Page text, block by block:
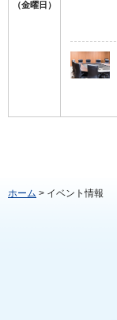
（金曜日）
ホーム > イベント情報